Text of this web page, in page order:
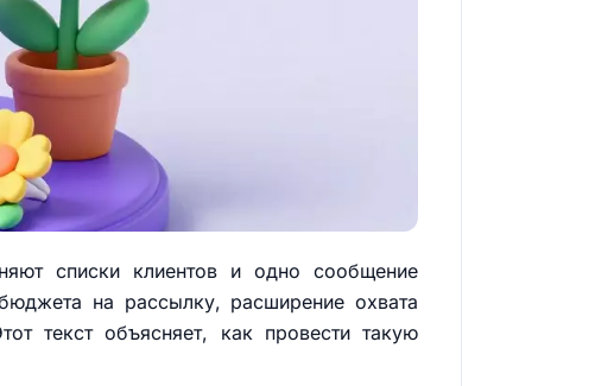
списки клиентов и одно сообщение
на рассылку, расширение охвата
текст объясняет, как провести такую